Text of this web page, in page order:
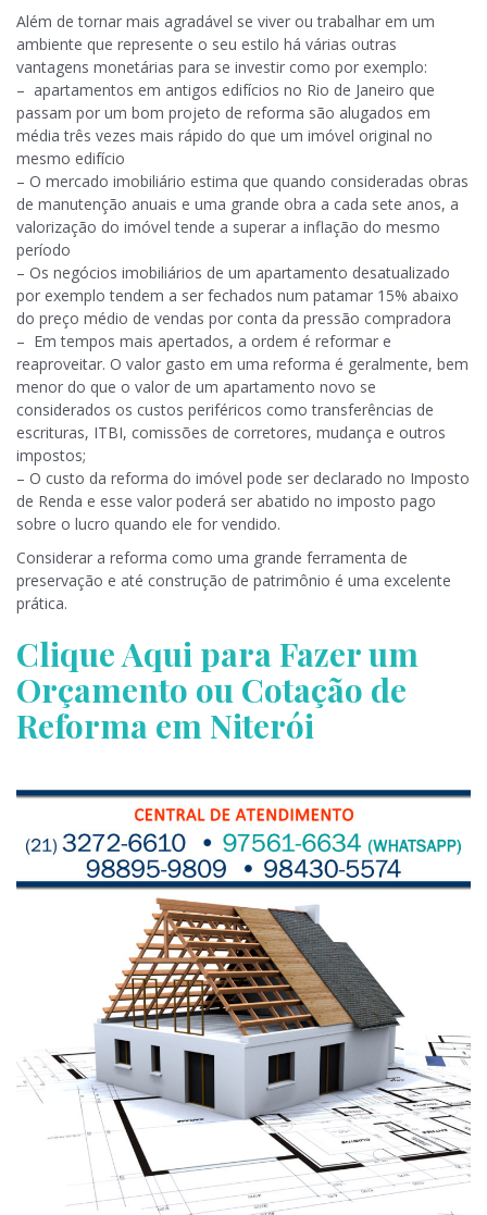
Além de tornar mais agradável se viver ou trabalhar em um
ambiente que represente o seu estilo há várias outras
vantagens monetárias para se investir como por exemplo:
– apartamentos em antigos edifícios no Rio de Janeiro que
passam por um bom projeto de reforma são alugados em
média três vezes mais rápido do que um imóvel original no
mesmo edifício
– O mercado imobiliário estima que quando consideradas obras
de manutenção anuais e uma grande obra a cada sete anos, a
valorização do imóvel tende a superar a inflação do mesmo
período
– Os negócios imobiliários de um apartamento desatualizado
por exemplo tendem a ser fechados num patamar 15% abaixo
do preço médio de vendas por conta da pressão compradora
– Em tempos mais apertados, a ordem é reformar e
reaproveitar. O valor gasto em uma reforma é geralmente, bem
menor do que o valor de um apartamento novo se
considerados os custos periféricos como transferências de
escrituras, ITBI, comissões de corretores, mudança e outros
impostos;
– O custo da reforma do imóvel pode ser declarado no Imposto
de Renda e esse valor poderá ser abatido no imposto pago
sobre o lucro quando ele for vendido.
Considerar a reforma como uma grande ferramenta de
preservação e até construção de patrimônio é uma excelente
prática.
Clique Aqui para Fazer um
Orçamento ou Cotação de
Reforma em Niterói